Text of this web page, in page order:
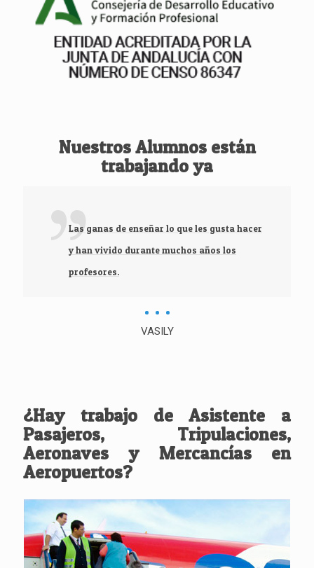
Nuestros Alumnos están
trabajando ya
Las ganas de enseñar lo que les gusta hacer
y han vivido durante muchos años los
profesores.
VASILY
¿Hay trabajo de Asistente a
Pasajeros, Tripulaciones,
Aeronaves y Mercancías en
Aeropuertos?